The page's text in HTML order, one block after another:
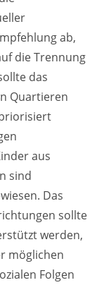
ab,
die Trennung
das
Quartieren
aus
sind
Das
sollte
werden,
möglichen
Folgen